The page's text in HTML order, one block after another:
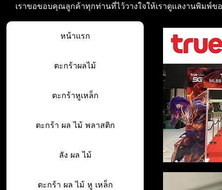
เราขอขอบคุณลูกค้าทุกท่านที่ไว้วางใจให้เราดูแลงานพิมพ์ข
หน้าแรก
ตะกร้าผลไม้
ตะกร้าหูเหล็ก
ตะกร้า ผล ไม้ พลาสติก
ลัง ผล ไม้
ตะกร้า ผล ไม้ หู เหล็ก